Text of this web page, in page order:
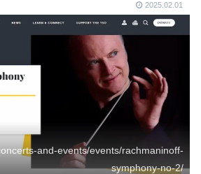
2025.02.01
and-events/events/rachmaninoff-
symphony-no-2/